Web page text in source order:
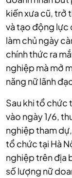
kiến xưa cũ, trở
và tạo động lực
làm chủ ngày
chính thức ra
nghiệp mà mở
năng nữ lãnh
Sau khi tổ chức
vào ngày 1/6,
nghiệp tham
tổ chức tại Hà
nghiệp trên địa
số lượng nữ